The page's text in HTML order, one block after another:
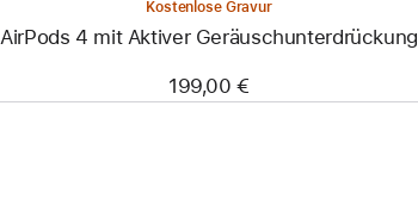
Kostenlose Gravur
AirPods 4 mit Aktiver Geräusch­unter­drückung
199,00 €